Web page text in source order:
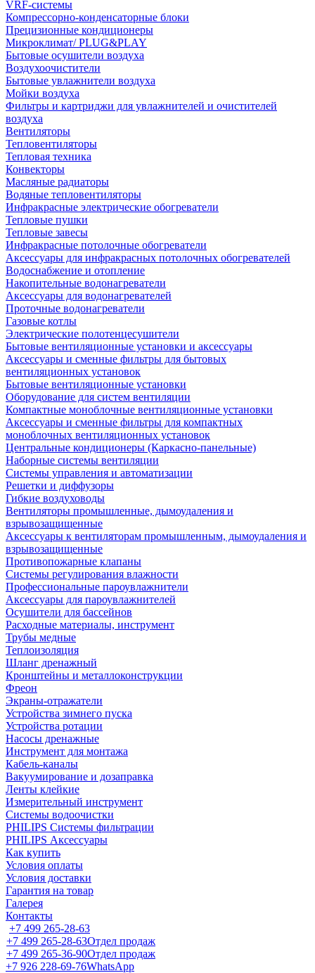
VRF-системы
Компрессорно-конденсаторные блоки
Прецизионные кондиционеры
Микроклимат/ PLUG&PLAY
Бытовые осушители воздуха
Воздухоочистители
Бытовые увлажнители воздуха
Мойки воздуха
Фильтры и картриджи для увлажнителей и очистителей
воздуха
Вентиляторы
Тепловентиляторы
Тепловая техника
Конвекторы
Масляные радиаторы
Водяные тепловентиляторы
Инфракрасные электрические обогреватели
Тепловые пушки
Тепловые завесы
Инфракрасные потолочные обогреватели
Аксессуары для инфракрасных потолочных обогревателей
Водоснабжение и отопление
Накопительные водонагреватели
Аксессуары для водонагревателей
Проточные водонагреватели
Газовые котлы
Электрические полотенцесушители
Бытовые вентиляционные установки и аксессуары
Аксессуары и сменные фильтры для бытовых
вентиляционных установок
Бытовые вентиляционные установки
Оборудование для систем вентиляции
Компактные моноблочные вентиляционные установки
Аксессуары и сменные фильтры для компактных
моноблочных вентиляционных установок
Центральные кондиционеры (Каркасно-панельные)
Наборные системы вентиляции
Системы управления и автоматизации
Решетки и диффузоры
Гибкие воздуховоды
Вентиляторы промышленные, дымоудаления и
взрывозащищенные
Аксессуары к вентиляторам промышленным, дымоудаления и
взрывозащищенные
Противопожарные клапаны
Системы регулирования влажности
Профессиональные пароувлажнители
Аксессуары для пароувлажнителей
Осушители для бассейнов
Расходные материалы, инструмент
Трубы медные
Теплоизоляция
Шланг дренажный
Кронштейны и металлоконструкции
Фреон
Экраны-отражатели
Устройства зимнего пуска
Устройства ротации
Насосы дренажные
Инструмент для монтажа
Кабель-каналы
Вакуумирование и дозаправка
Ленты клейкие
Измерительный инструмент
Системы водоочистки
PHILIPS Системы фильтрации
PHILIPS Аксессуары
Как купить
Условия оплаты
Условия доставки
Гарантия на товар
Галерея
Контакты
+7 499 265-28-63
+7 499 265-28-63Отдел продаж
+7 499 265-36-90Отдел продаж
+7 926 228-69-76WhatsApp